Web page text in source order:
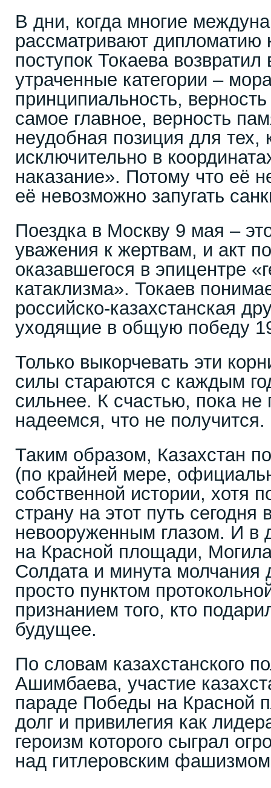
В дни, когда многие
рассматривают дипломатию
поступок Токаева
утраченные категории –
принципиальность,
самое главное, верность
неудобная позиция для тех,
исключительно в
наказание». Потому что её
её невозможно запугать
Поездка в Москву 9 мая –
уважения к жертвам, и акт
оказавшегося в эпицентре
катаклизма». Токаев
российско-казахстанская
уходящие в общую победу
Только выкорчевать эти
силы стараются с каждым
сильнее. К счастью, пока не
надеемся, что не получится.
Таким образом, Казахстан
(по крайней мере,
собственной истории, хотя
страну на этот путь сегодня
невооруженным глазом. И в
на Красной площади,
Солдата и минута молчания
просто пунктом
признанием того, кто
будущее.
По словам казахстанского
Ашимбаева, участие
параде Победы на Красной
долг и привилегия как
героизм которого сыграл
над гитлеровским